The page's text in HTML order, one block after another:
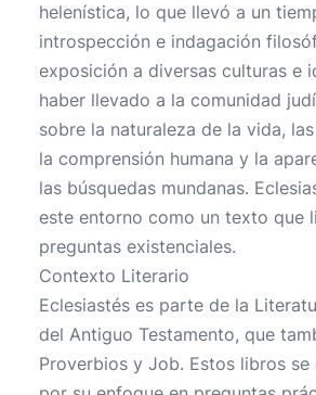
helenística, lo que llevó a un
introspección e indagación
exposición a diversas culturas e
haber llevado a la comunidad
sobre la naturaleza de la vida,
la comprensión humana y la
las búsquedas mundanas.
este entorno como un texto que
preguntas existenciales.
Contexto Literario
Eclesiastés es parte de la
del Antiguo Testamento, que
Proverbios y Job. Estos libros se